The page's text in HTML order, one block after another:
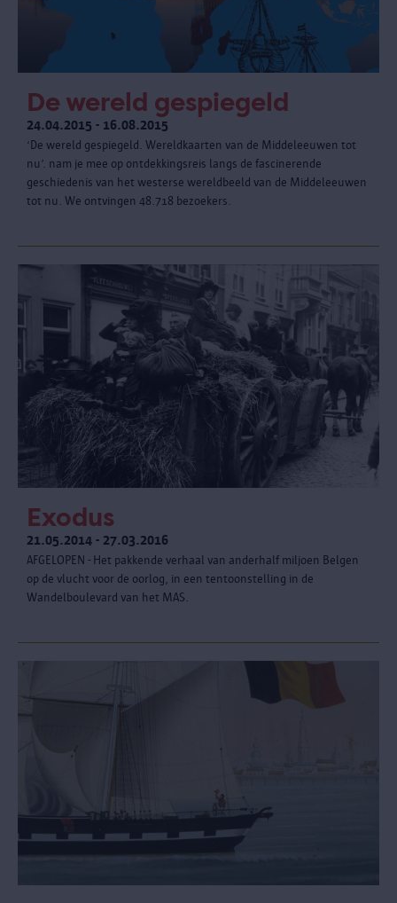
De wereld gespiegeld
24.04.2015 - 16.08.2015
‘De wereld gespiegeld. Wereldkaarten van de Middeleeuwen tot
nu’. nam je mee op ontdekkingsreis langs de fascinerende
geschiedenis van het westerse wereldbeeld van de Middeleeuwen
tot nu. We ontvingen 48.718 bezoekers.
Exodus
21.05.2014 - 27.03.2016
AFGELOPEN - Het pakkende verhaal van anderhalf miljoen Belgen
op de vlucht voor de oorlog, in een tentoonstelling in de
Wandelboulevard van het MAS.